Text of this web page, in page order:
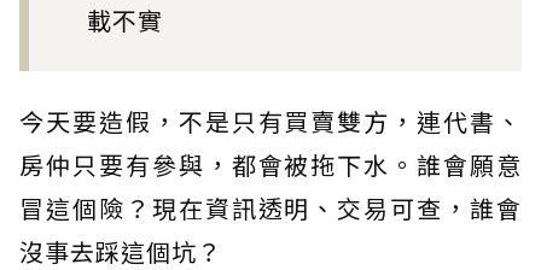
載不實
今天要造假，不是只有買賣雙方，連代書、
房仲只要有參與，都會被拖下水。誰會願意
冒這個險？現在資訊透明、交易可查，誰會
沒事去踩這個坑？